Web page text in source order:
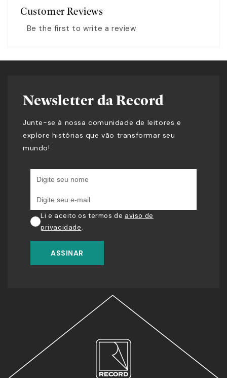
Customer Reviews
Be the first to write a review
Newsletter da Record
Junte-se à nossa comunidade de leitores e
explore histórias que vão transformar seu
mundo!
Li e aceito os termos de aviso de
privacidade.
ASSINAR